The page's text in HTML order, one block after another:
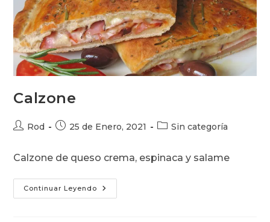
Calzone
Autor
entrada:
Rod
Publicación
entrada:
25 de Enero, 2021
Categoría
entrada:
Sin categoría
Calzone de queso crema, espinaca y salame
Continuar Leyendo Calzone